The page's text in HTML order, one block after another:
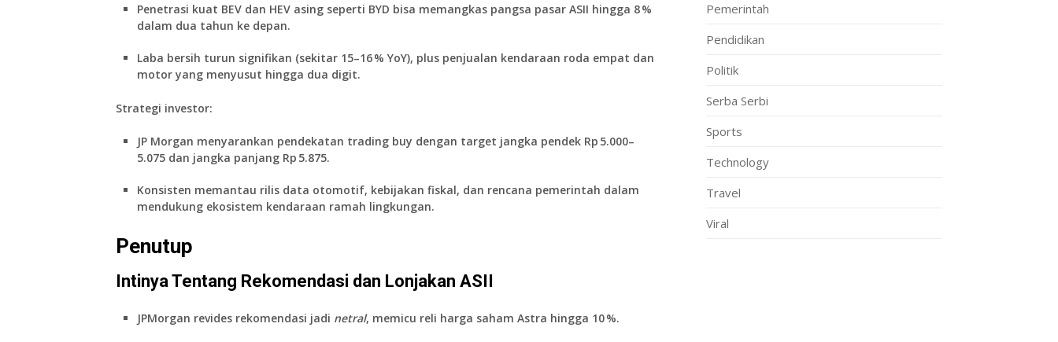
Penetrasi kuat BEV dan HEV asing seperti BYD bisa memangkas pangsa pasar ASII hingga 8 %
dalam dua tahun ke depan.
Laba bersih turun signifikan (sekitar 15–16 % YoY), plus penjualan kendaraan roda empat dan
motor yang menyusut hingga dua digit.
Strategi investor:
JP Morgan menyarankan pendekatan trading buy dengan target jangka pendek Rp 5.000–
5.075 dan jangka panjang Rp 5.875.
Konsisten memantau rilis data otomotif, kebijakan fiskal, dan rencana pemerintah dalam
mendukung ekosistem kendaraan ramah lingkungan.
Penutup
Intinya Tentang Rekomendasi dan Lonjakan ASII
JPMorgan revides rekomendasi jadi netral, memicu reli harga saham Astra hingga 10 %.
Pemerintah
Pendidikan
Politik
Serba Serbi
Sports
Technology
Travel
Viral